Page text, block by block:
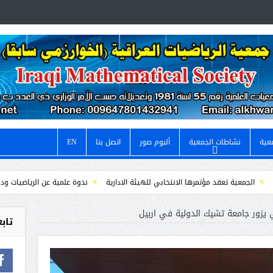
نشاطات الجمعية ألبوم صور اتصل بنا EN
الانتخابي للهيئة الادارية ندوة علمية عن الرياضيات ودورها في العلوم
/ دعوة لحضور والمشاركة في احتفال اليوم العالمي للرياضيات
يزور جامعة تشيك الدولية في اربيل